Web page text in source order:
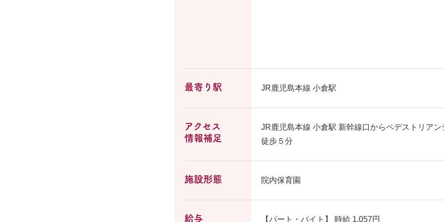
最寄り駅 JR鹿児島本線 小倉駅
アクセス
情報補足
JR鹿児島本線 小倉駅 新幹線口からペデストリアン
徒歩５分
施設形態 院内保育園
給与 【パート・バイト】 時給 1,057円